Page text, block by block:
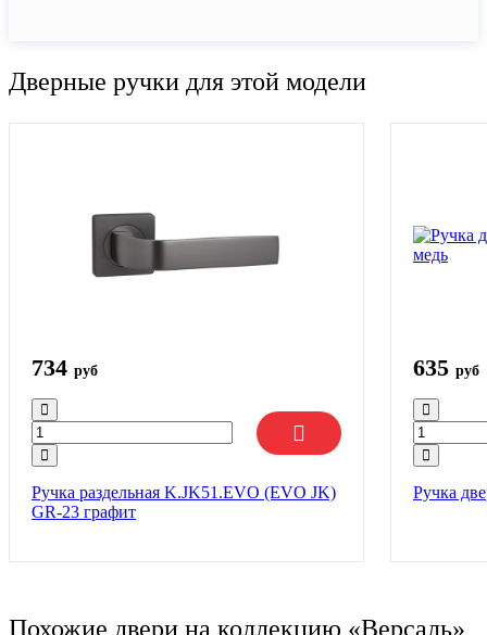
Дверные ручки для этой модели
734 руб
Ручка раздельная K.JK51.EVO (EVO JK)
GR-23 графит
635 руб
Ручка
Похожие двери на коллекцию «Версаль»